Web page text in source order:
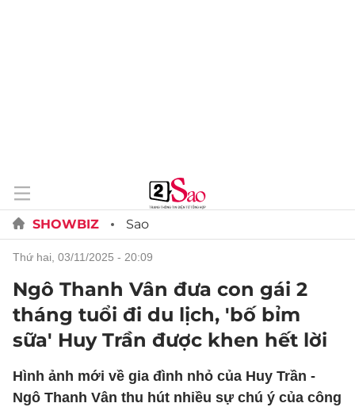
SHOWBIZ Sao
thứ hai, 03/11/2025 - 20:09
Ngô Thanh Vân đưa con gái 2
tháng tuổi đi du lịch, 'bố bỉm
sữa' Huy Trần được khen hết lời
Hình ảnh mới về gia đình nhỏ của Huy Trần -
Ngô Thanh Vân thu hút nhiều sự chú ý của công